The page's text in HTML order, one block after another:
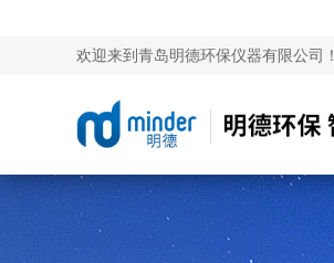
欢迎来到青岛明德环保仪器有限公司！